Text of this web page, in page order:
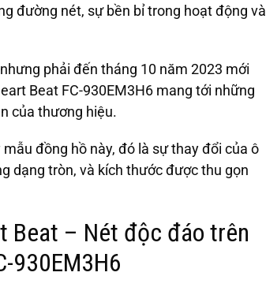
đường nét, sự bền bỉ trong hoạt động và
phải đến tháng 10 năm 2023 mới
Beat FC-930EM3H6 mang tới những
của thương hiệu.
đồng hồ này, đó là sự thay đổi của ô
dạng tròn, và kích thước được thu gọn
Beat – Nét độc đáo trên
930EM3H6